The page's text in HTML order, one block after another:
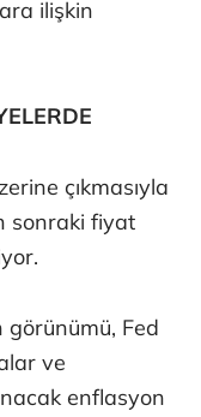
ilişkin
çıkmasıyla
sonraki fiyat
Fed
ve
enflasyon